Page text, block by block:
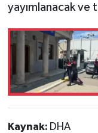
yayımlanacak ve
Kaynak: DHA